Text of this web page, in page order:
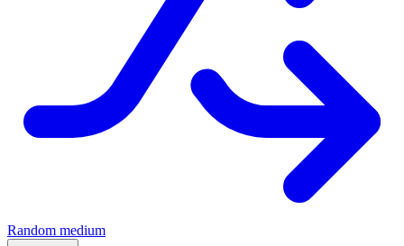
Random medium